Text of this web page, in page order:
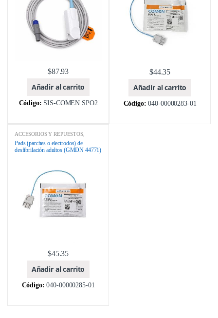
$87.93
Añadir al carrito
Código: SIS-COMEN SPO2
$44.35
Añadir al carrito
Código: 040-00000283-01
ACCESORIOS Y REPUESTOS,
Odontológicos ,COMEN,
DESFRIBILADORES,EQUIPOS
Pads (parches o electrodos) de
desfibrilación adultos (GMDN 44771)
$45.35
Añadir al carrito
Código: 040-00000285-01